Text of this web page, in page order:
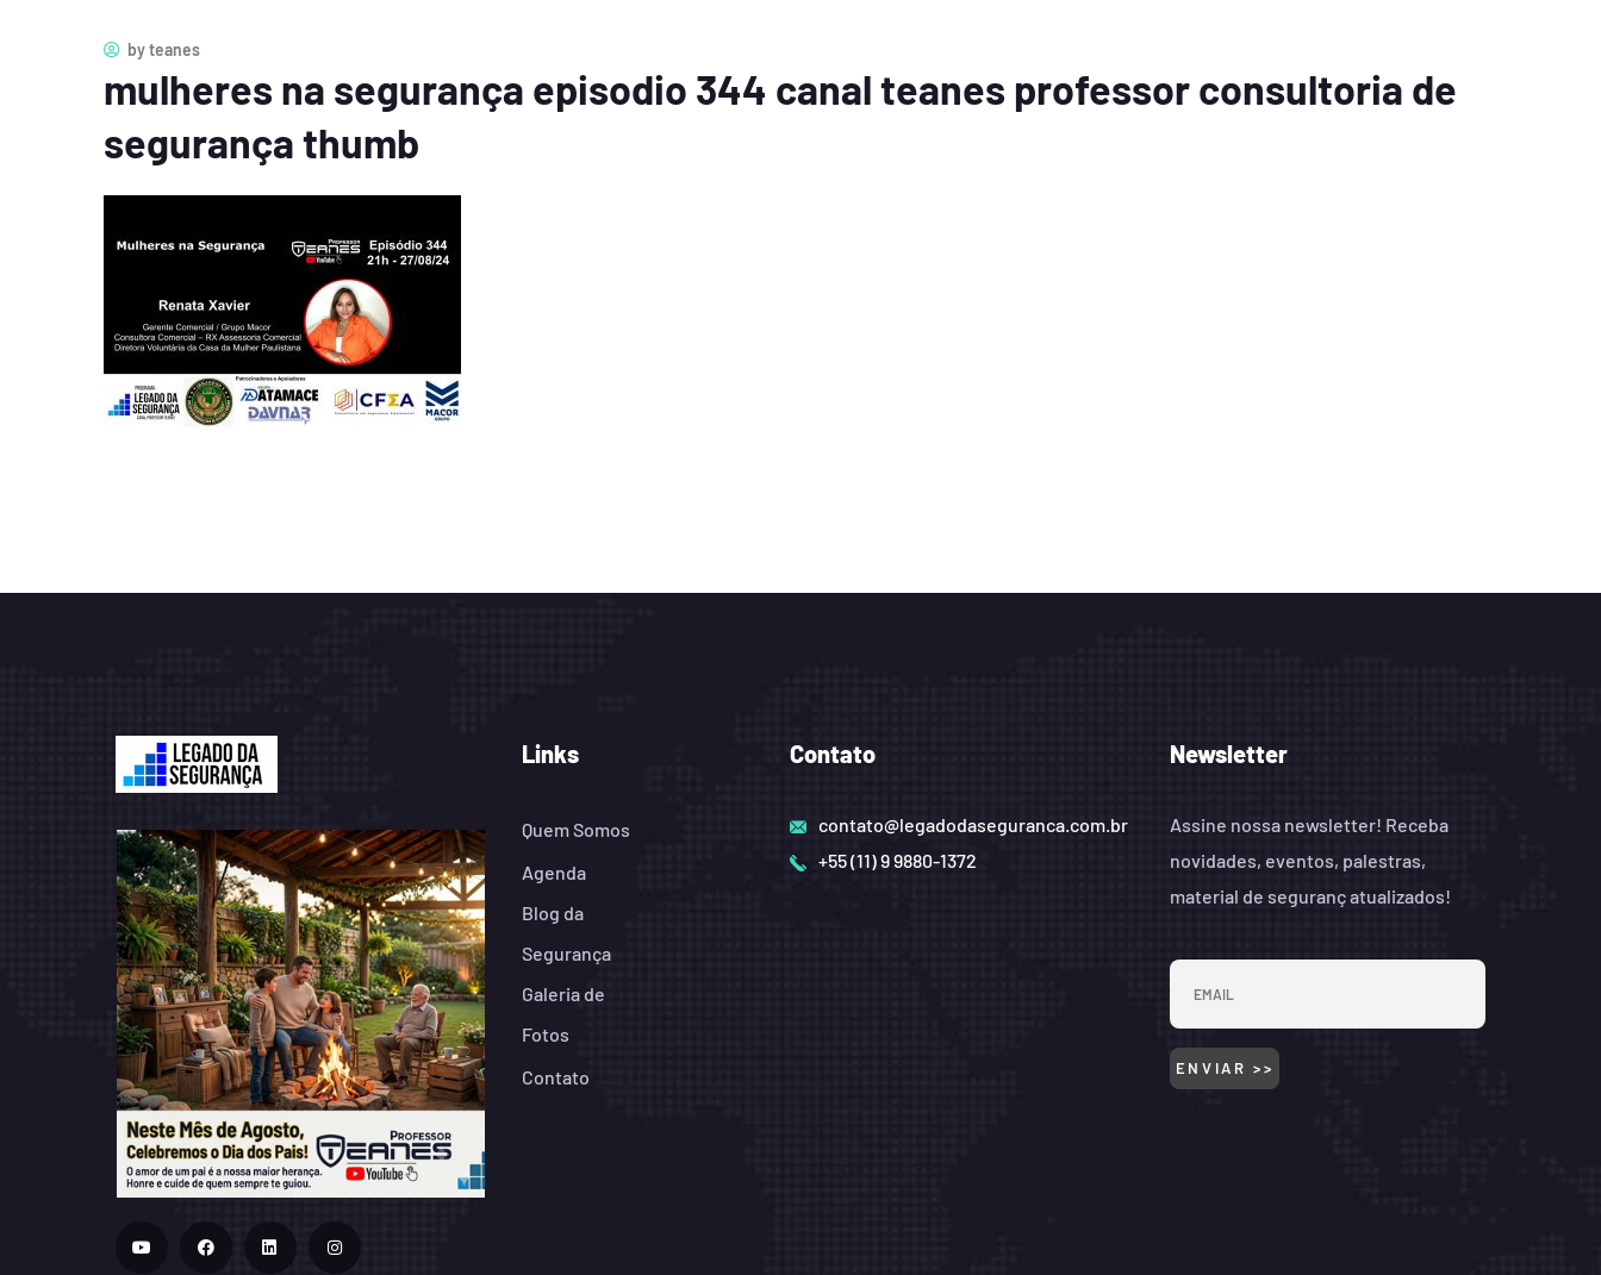
byteanes
mulheres na segurança episodio 344 canal teanes professor consultoria de
segurança thumb
Links
Quem Somos
Agenda
Blog da
Segurança
Galeria de
Fotos
Contato
Contato
contato@legadodaseguranca.com.br
+55 (11) 9 9880-1372
Newsletter
Assine nossa newsletter! Receba
novidades, eventos, palestras,
material de seguranç atualizados!